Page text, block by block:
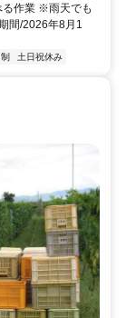
る作業 ※雨天でも
間/2026年8月1
土日祝休み